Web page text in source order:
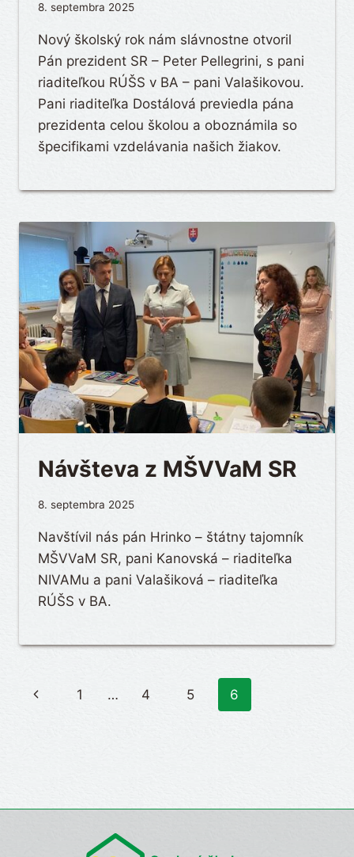
8. septembra 2025
Nový školský rok nám slávnostne otvoril
Pán prezident SR – Peter Pellegrini, s pani
riaditeľkou RÚŠS v BA – pani Valašikovou.
Pani riaditeľka Dostálová previedla pána
prezidenta celou školou a oboznámila so
špecifikami vzdelávania našich žiakov.
Návšteva z MŠVVaM SR
8. septembra 2025
Navštívil nás pán Hrinko – štátny tajomník
MŠVVaM SR, pani Kanovská – riaditeľka
NIVAMu a pani Valašiková – riaditeľka
RÚŠS v BA.
Page
Previous
1 … 4 5 6